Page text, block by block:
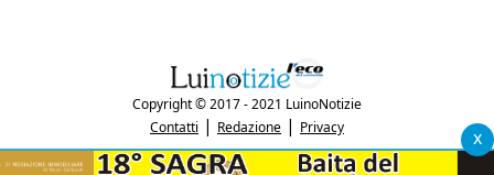
x
Copyright © 2017 - 2021 LuinoNotizie
Contatti | Redazione | Privacy
"Luinonotizie.it è una testata giornalistica iscritta al Registro Stampa del